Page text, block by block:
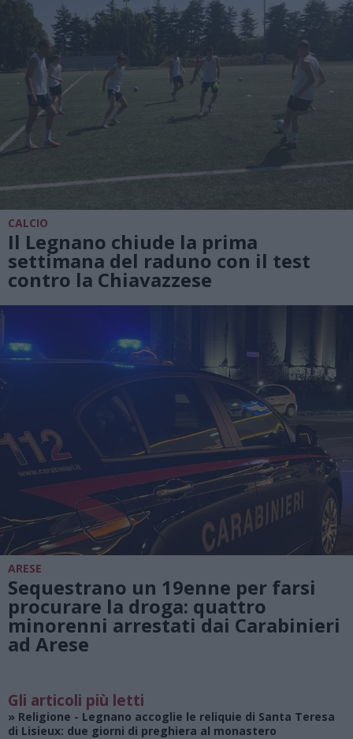
CALCIO
Il Legnano chiude la prima
settimana del raduno con il test
contro la Chiavazzese
ARESE
Sequestrano un 19enne per farsi
procurare la droga: quattro
minorenni arrestati dai Carabinieri
ad Arese
Gli articoli più letti
» Religione - Legnano accoglie le reliquie di Santa Teresa
di Lisieux: due giorni di preghiera al monastero